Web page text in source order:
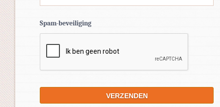
Spam-beveiliging